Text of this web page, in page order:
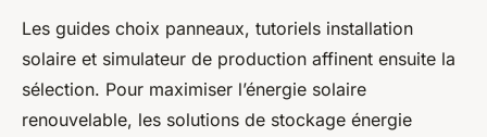
Les guides choix panneaux, tutoriels installation
solaire et simulateur de production affinent ensuite la
sélection. Pour maximiser l’énergie solaire
renouvelable, les solutions de stockage énergie